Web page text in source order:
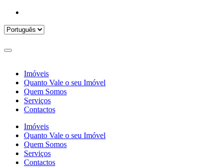
Imóveis
Quanto Vale o seu Imóvel
Quem Somos
Serviços
Contactos
Imóveis
Quanto Vale o seu Imóvel
Quem Somos
Serviços
Contactos